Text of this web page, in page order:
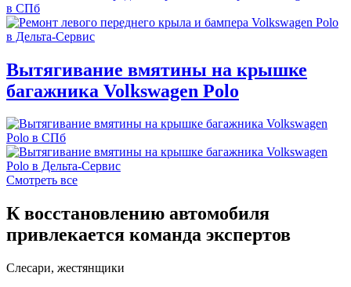
Вытягивание вмятины на крышке
багажника Volkswagen Polo
Смотреть все
К восстановлению автомобиля
привлекается команда экспертов
Слесари, жестянщики